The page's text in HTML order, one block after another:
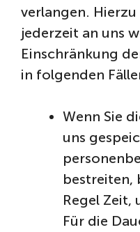
verlangen. Hierzu
jederzeit an uns
Einschränkung
in folgenden
Wenn Sie
uns
bestreiten,
Regel Zeit,
Für die